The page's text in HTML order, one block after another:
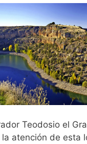
Teodosio el
atención de esta